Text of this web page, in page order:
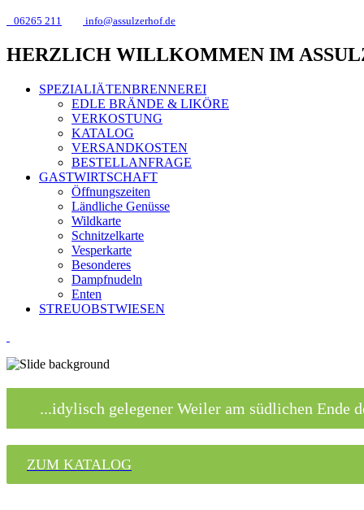
06265 211 info@assulzerhof.de
HERZLICH WILLKOMMEN IM
SPEZIALIÄTENBRENNEREI
EDLE BRÄNDE & LIKÖRE
VERKOSTUNG
KATALOG
VERSANDKOSTEN
BESTELLANFRAGE
GASTWIRTSCHAFT
Öffnungszeiten
Ländliche Genüsse
Wildkarte
Schnitzelkarte
Vesperkarte
Besonderes
Dampfnudeln
Enten
STREUOBSTWIESEN
...idylisch gelegener Weiler am südlichen Ende
ZUM KATALOG